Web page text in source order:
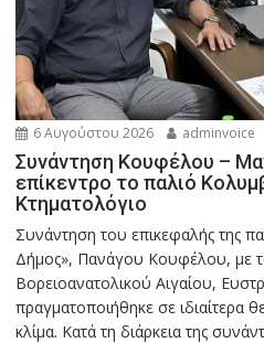
6 Αυγούστου 2026 adminvoice
Συνάντηση Κουφέλου –
επίκεντρο το παλιό
Κτηματολόγιο
Συνάντηση του επικεφαλής της
Δήμος», Πανάγου Κουφέλου, με
Βορειοανατολικού Αιγαίου,
πραγματοποιήθηκε σε ιδιαίτερα
κλίμα. Κατά τη διάρκεια της